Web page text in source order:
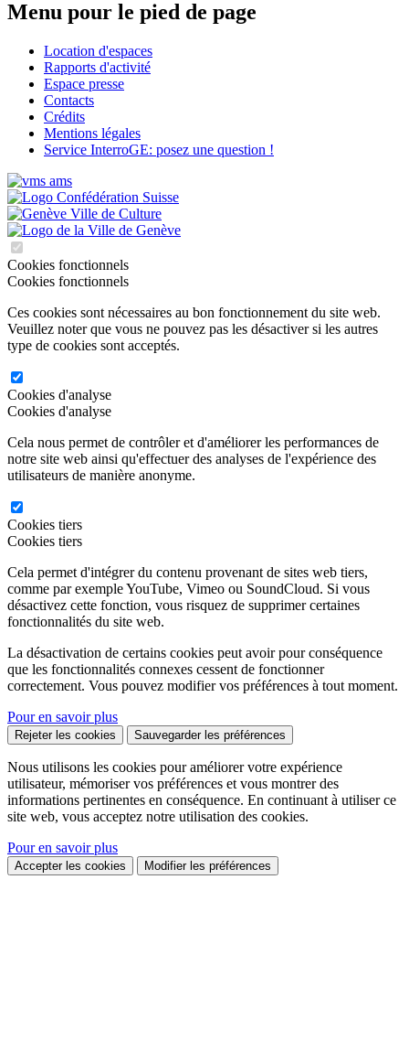
Menu pour le pied de page
Location d'espaces
Rapports d'activité
Espace presse
Contacts
Crédits
Mentions légales
Service InterroGE: posez une question !
Cookies fonctionnels
Cookies fonctionnels
Ces cookies sont nécessaires au bon fonctionnement du site web.
Veuillez noter que vous ne pouvez pas les désactiver si les autres
type de cookies sont acceptés.
Cookies d'analyse
Cookies d'analyse
Cela nous permet de contrôler et d'améliorer les performances de
notre site web ainsi qu'effectuer des analyses de l'expérience des
utilisateurs de manière anonyme.
Cookies tiers
Cookies tiers
Cela permet d'intégrer du contenu provenant de sites web tiers,
comme par exemple YouTube, Vimeo ou SoundCloud. Si vous
désactivez cette fonction, vous risquez de supprimer certaines
fonctionnalités du site web.
La désactivation de certains cookies peut avoir pour conséquence
que les fonctionnalités connexes cessent de fonctionner
correctement. Vous pouvez modifier vos préférences à tout moment.
Pour en savoir plus
Rejeter les cookies Sauvegarder les préférences
Nous utilisons les cookies pour améliorer votre expérience
utilisateur, mémoriser vos préférences et vous montrer des
informations pertinentes en conséquence. En continuant à utiliser ce
site web, vous acceptez notre utilisation des cookies.
Pour en savoir plus
Accepter les cookies Modifier les préférences